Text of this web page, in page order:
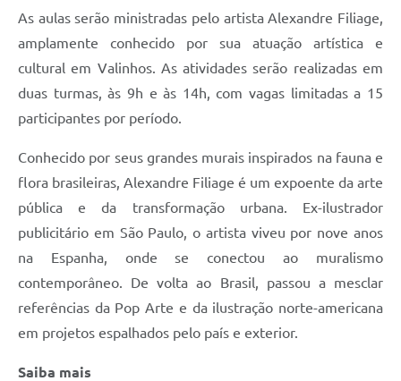
As aulas serão ministradas pelo artista Alexandre Filiage,
amplamente conhecido por sua atuação artística e
cultural em Valinhos. As atividades serão realizadas em
duas turmas, às 9h e às 14h, com vagas limitadas a 15
participantes por período.
Conhecido por seus grandes murais inspirados na fauna e
flora brasileiras, Alexandre Filiage é um expoente da arte
pública e da transformação urbana. Ex-ilustrador
publicitário em São Paulo, o artista viveu por nove anos
na Espanha, onde se conectou ao muralismo
contemporâneo. De volta ao Brasil, passou a mesclar
referências da Pop Arte e da ilustração norte-americana
em projetos espalhados pelo país e exterior.
Saiba mais